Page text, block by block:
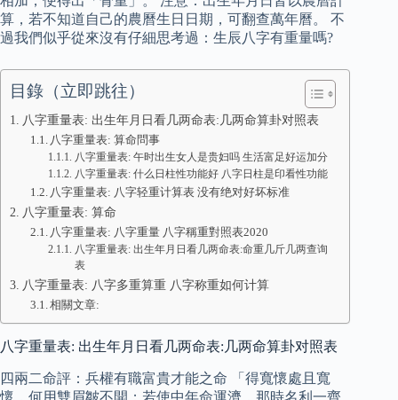
算，若不知道自己的農曆生日日期，可翻查萬年曆。 不
過我們似乎從來沒有仔細思考過：生辰八字有重量嗎?
目錄（立即跳往）
八字重量表: 出生年月日看几两命表:几两命算卦对照表
八字重量表: 算命問事
八字重量表: 午时出生女人是贵妇吗 生活富足好运加分
八字重量表: 什么日柱性功能好 八字日柱是印看性功能
八字重量表: 八字轻重计算表 没有绝对好坏标准
八字重量表: 算命
八字重量表: 八字重量 八字稱重對照表2020
八字重量表: 出生年月日看几两命表:命重几斤几两查询
表
八字重量表: 八字多重算重 八字称重如何计算
相關文章:
八字重量表: 出生年月日看几两命表:几两命算卦对照表
四兩二命評：兵權有職富貴才能之命 「得寬懷處且寬
懷，何用雙眉皺不開；若使中年命運濟，那時名利一齊